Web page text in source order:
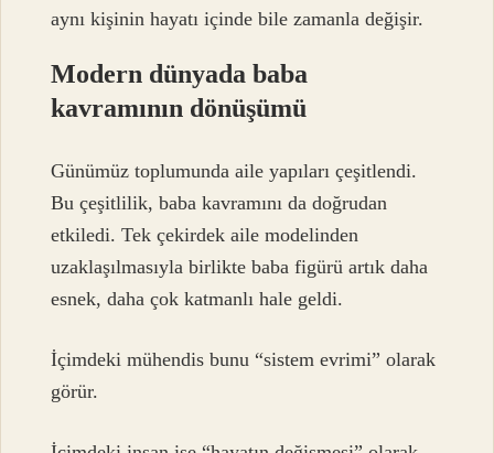
aynı kişinin hayatı içinde bile zamanla değişir.
Modern dünyada baba
kavramının dönüşümü
Günümüz toplumunda aile yapıları çeşitlendi.
Bu çeşitlilik, baba kavramını da doğrudan
etkiledi. Tek çekirdek aile modelinden
uzaklaşılmasıyla birlikte baba figürü artık daha
esnek, daha çok katmanlı hale geldi.
İçimdeki mühendis bunu “sistem evrimi” olarak
görür.